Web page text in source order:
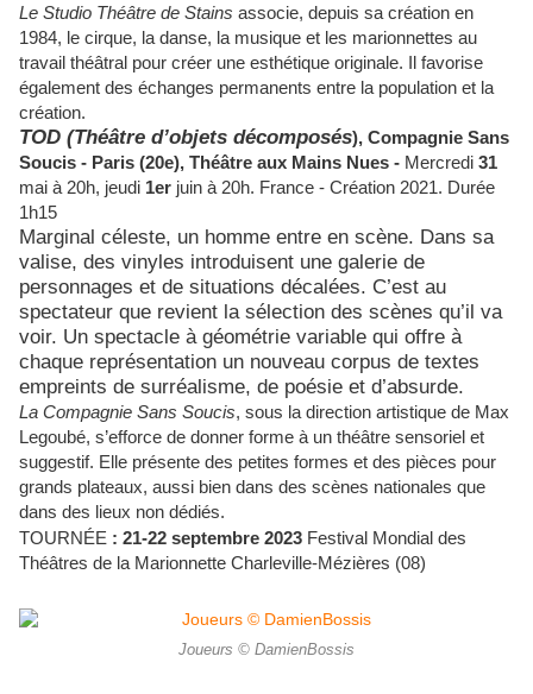
Le Studio Théâtre de Stains associe, depuis sa création en
1984, le cirque, la danse, la musique et les marionnettes au
travail théâtral pour créer une esthétique originale. Il favorise
également des échanges permanents entre la population et la
création.
TOD (Théâtre d’objets décomposés), Compagnie Sans
Soucis - Paris (20e), Théâtre aux Mains Nues - Mercredi 31
mai à 20h, jeudi 1er juin à 20h. France - Création 2021. Durée
1h15
Marginal céleste, un homme entre en scène. Dans sa
valise, des vinyles introduisent une galerie de
personnages et de situations décalées. C’est au
spectateur que revient la sélection des scènes qu’il va
voir. Un spectacle à géométrie variable qui offre à
chaque représentation un nouveau corpus de textes
empreints de surréalisme, de poésie et d’absurde.
La Compagnie Sans Soucis, sous la direction artistique de Max
Legoubé, s’efforce de donner forme à un théâtre sensoriel et
suggestif. Elle présente des petites formes et des pièces pour
grands plateaux, aussi bien dans des scènes nationales que
dans des lieux non dédiés.
TOURNÉE : 21-22 septembre 2023 Festival Mondial des
Théâtres de la Marionnette Charleville-Mézières (08)
Joueurs © DamienBossis